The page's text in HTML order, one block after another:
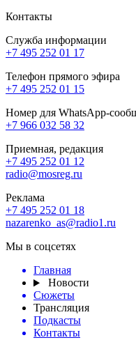
Контакты
Служба информации
+7 495 252 01 17
Телефон прямого эфира
+7 495 252 01 15
Номер для WhatsApp-
+7 966 032 58 32
Приемная, редакция
+7 495 252 01 12
radio@mosreg.ru
Реклама
+7 495 252 01 18
nazarenko_as@radio1.ru
Мы в соцсетях
Главная
Новости
Сюжеты
Трансляция
Подкасты
Контакты